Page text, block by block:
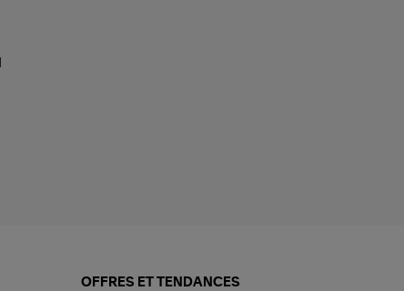
OFFRES ET TENDANCES